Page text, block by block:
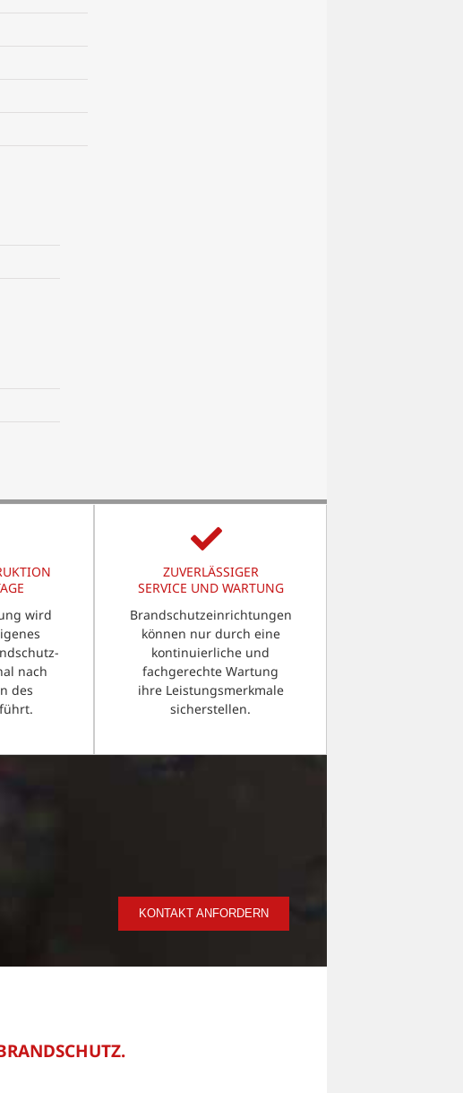
wird
nach
des
ZUVERLÄSSIGER
SERVICE UND WARTUNG
Brandschutzeinrichtungen
können nur durch eine
kontinuierliche und
fachgerechte Wartung
ihre Leistungsmerkmale
sicherstellen.
KONTAKT ANFORDERN